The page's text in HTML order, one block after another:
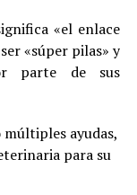
«el enlace
«súper pilas» y
parte de sus
ayudas,
para su